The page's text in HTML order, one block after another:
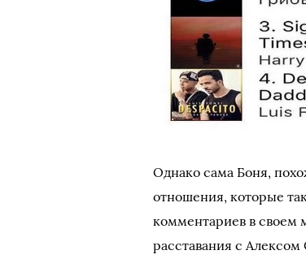
Однако сама Боня,
отношения, которые
комментариев в своем
расставания с